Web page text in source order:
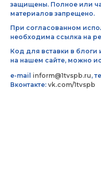
защищены. Полное или
материалов запрещено.
При согласованном
необходима ссылка на
Код для вставки в
на нашем сайте, можно
e-mail inform@1tvspb.ru,
Вконтакте: vk.com/1tvspb